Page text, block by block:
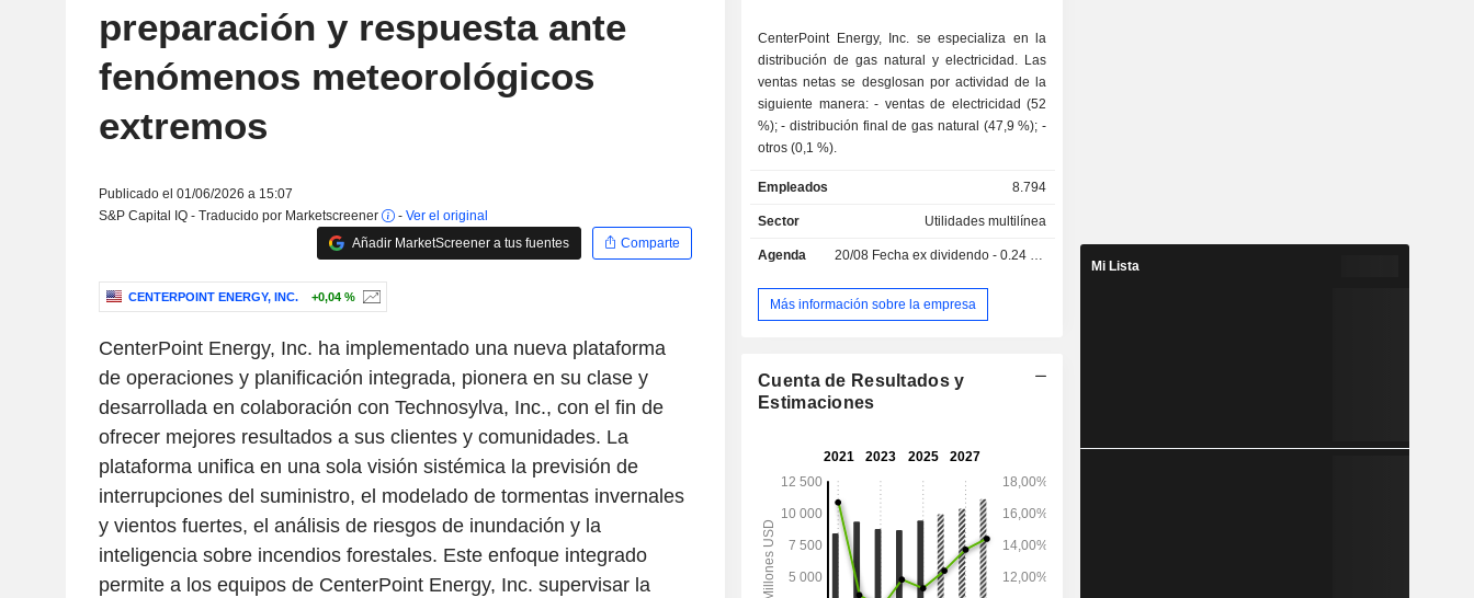
preparación y respuesta ante
fenómenos meteorológicos
extremos
Publicado el 01/06/2026 a 15:07
S&P Capital IQ - Traducido por Marketscreener
- Ver el original
Añadir MarketScreener a tus fuentes
Comparte
CENTERPOINT ENERGY, INC. +0,04 %
CenterPoint Energy, Inc. ha implementado una nueva plataforma
de operaciones y planificación integrada, pionera en su clase y
desarrollada en colaboración con Technosylva, Inc., con el fin de
ofrecer mejores resultados a sus clientes y comunidades. La
plataforma unifica en una sola visión sistémica la previsión de
interrupciones del suministro, el modelado de tormentas invernales
y vientos fuertes, el análisis de riesgos de inundación y la
inteligencia sobre incendios forestales. Este enfoque integrado
permite a los equipos de CenterPoint Energy, Inc. supervisar la
CenterPoint Energy, Inc. se especializa en la
distribución de gas natural y electricidad. Las
ventas netas se desglosan por actividad de la
siguiente manera: - ventas de electricidad (52
%); - distribución final de gas natural (47,9 %); -
otros (0,1 %).
Empleados 8.794
Sector Utilidades multilínea
Agenda 20/08 Fecha ex dividendo - 0.24 USD
Más información sobre la empresa
Cuenta de Resultados y
Estimaciones
Mi Lista